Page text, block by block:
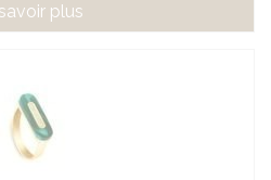
plus